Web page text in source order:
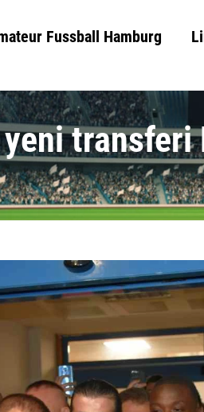
Fussball Hamburg
transferi